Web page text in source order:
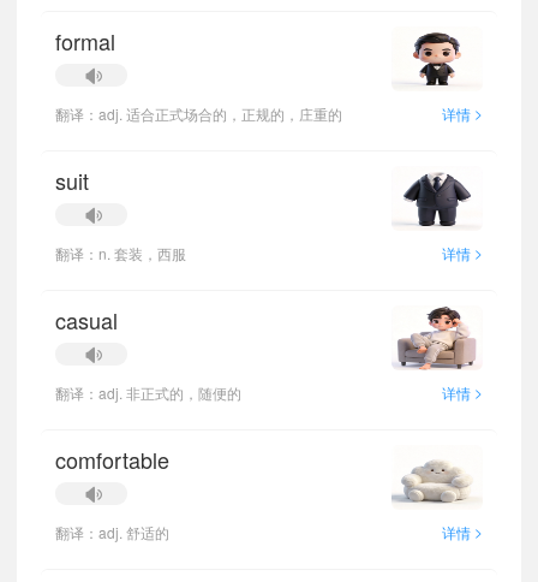
formal
翻译：adj. 适合正式场合的，正规的，庄重的 详情 >
suit
翻译：n. 套装，西服 详情 >
casual
翻译：adj. 非正式的，随便的 详情 >
comfortable
翻译：adj. 舒适的 详情 >